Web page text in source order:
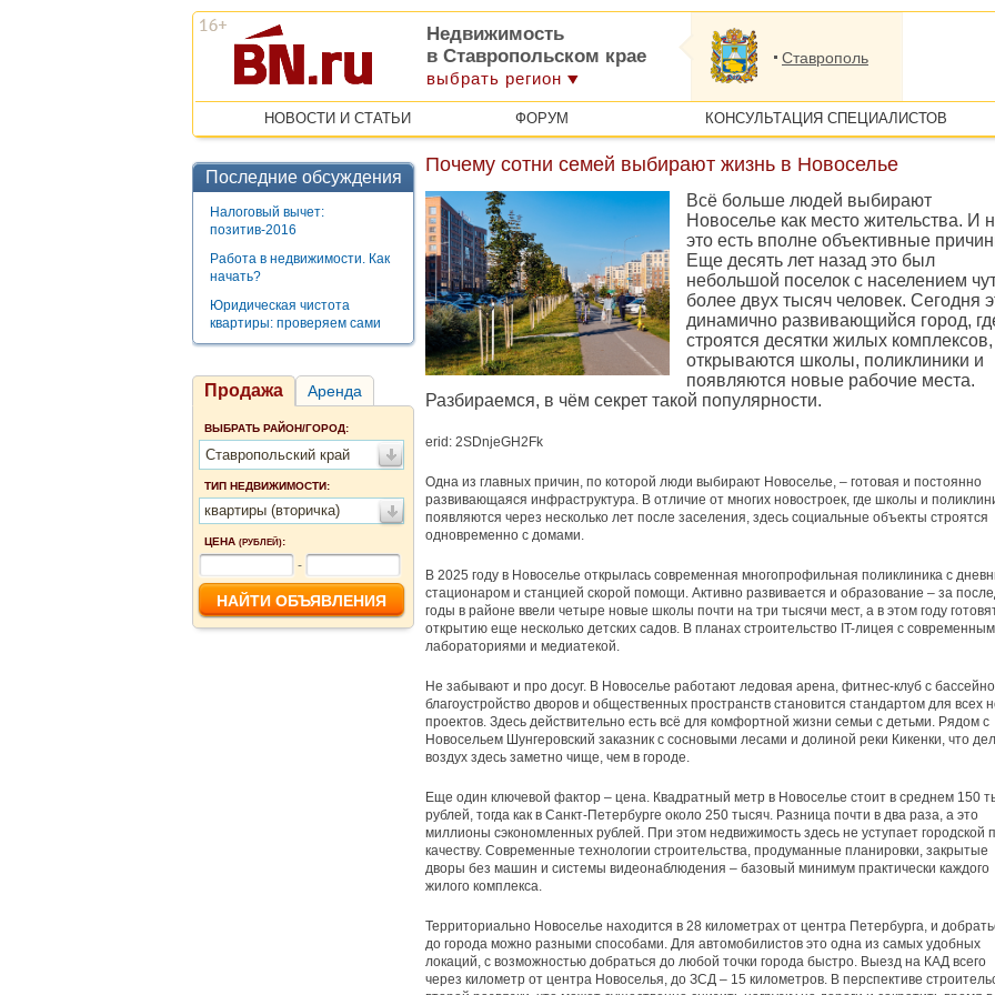
Недвижимость
в Ставропольском крае
выбрать регион
Ставрополь
НОВОСТИ И СТАТЬИ ФОРУМ КОНСУЛЬТАЦИЯ СПЕЦИАЛИСТОВ
Последние обсуждения
Налоговый вычет:
позитив-2016
Работа в недвижимости. Как
начать?
Юридическая чистота
квартиры: проверяем сами
Продажа Аренда
ВЫБРАТЬ РАЙОН/ГОРОД:
Ставропольский край
ТИП НЕДВИЖИМОСТИ:
квартиры (вторичка)
ЦЕНА (РУБЛЕЙ):
-
Почему сотни семей выбирают жизнь в Новоселье
Всё больше людей выбирают
Новоселье как место жительства. И
это есть вполне объективные
Еще десять лет назад это был
небольшой поселок с населением
более двух тысяч человек. Сегодня
динамично развивающийся город,
строятся десятки жилых комплексов,
открываются школы, поликлиники и
появляются новые рабочие места.
Разбираемся, в чём секрет такой популярности.
erid: 2SDnjeGH2Fk
Одна из главных причин, по которой люди выбирают Новоселье, – готовая и постоянно
развивающаяся инфраструктура. В отличие от многих новостроек, где школы и
появляются через несколько лет после заселения, здесь социальные объекты строятся
одновременно с домами.
В 2025 году в Новоселье открылась современная многопрофильная поликлиника с
стационаром и станцией скорой помощи. Активно развивается и образование – за
годы в районе ввели четыре новые школы почти на три тысячи мест, а в этом году
открытию еще несколько детских садов. В планах строительство IT-лицея с
лабораториями и медиатекой.
Не забывают и про досуг. В Новоселье работают ледовая арена, фитнес-клуб с
благоустройство дворов и общественных пространств становится стандартом для всех
проектов. Здесь действительно есть всё для комфортной жизни семьи с детьми. Рядом с
Новосельем Шунгеровский заказник с сосновыми лесами и долиной реки Кикенки, что
воздух здесь заметно чище, чем в городе.
Еще один ключевой фактор – цена. Квадратный метр в Новоселье стоит в среднем 150
рублей, тогда как в Санкт-Петербурге около 250 тысяч. Разница почти в два раза, а это
миллионы сэкономленных рублей. При этом недвижимость здесь не уступает городской
качеству. Современные технологии строительства, продуманные планировки, закрытые
дворы без машин и системы видеонаблюдения – базовый минимум практически каждого
жилого комплекса.
Территориально Новоселье находится в 28 километрах от центра Петербурга, и
до города можно разными способами. Для автомобилистов это одна из самых удобных
локаций, с возможностью добраться до любой точки города быстро. Выезд на КАД всего
через километр от центра Новоселья, до ЗСД – 15 километров. В перспективе